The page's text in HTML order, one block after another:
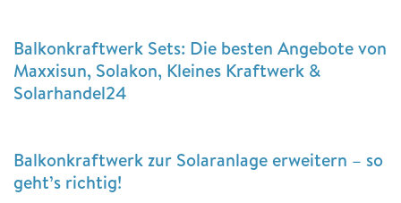
Balkonkraftwerk Sets: Die besten Angebote von
Maxxisun, Solakon, Kleines Kraftwerk &
Solarhandel24
Balkonkraftwerk zur Solaranlage erweitern – so
geht’s richtig!